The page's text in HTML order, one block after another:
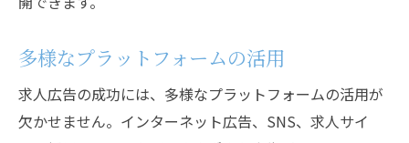
多様なプラットフォームの活用
求人広告の成功には、多様なプラットフォームの活用が
欠かせません。インターネット広告、SNS、求人サイ